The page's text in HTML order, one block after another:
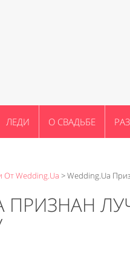
ЛЕДИ О СВАДЬБЕ
От Wedding.ua >Wedding.ua
ПРИЗНАН